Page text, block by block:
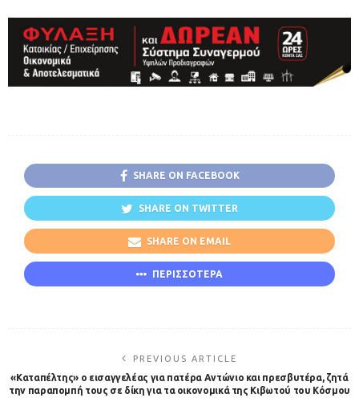
SHARE ON FACEBOOK
SHARE ON TWITTER
SHARE ON EMAIL
ΠΕΡΙΣΣΟΤΕΡΑ
PREVIOUS ARTICLE
«Καταπέλτης» ο εισαγγελέας για πατέρα Αντώνιο και πρεσβυτέρα, ζητά
την παραπομπή τους σε δίκη για τα οικονομικά της Κιβωτού του Κόσμου